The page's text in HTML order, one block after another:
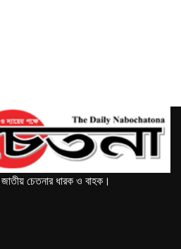
চেতনার ধারক ও বাহক।